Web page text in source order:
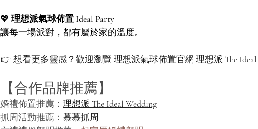
💖 理想派氣球佈置 Ideal Party
讓每一場派對，都有屬於家的溫度。
👉 想看更多靈感？歡迎瀏覽 理想派氣球佈置官網 理想派 The
【合作品牌推薦】
婚禮佈置推薦： 理想派 The Ideal Wedding
抓周活動推薦： 慕慕抓周